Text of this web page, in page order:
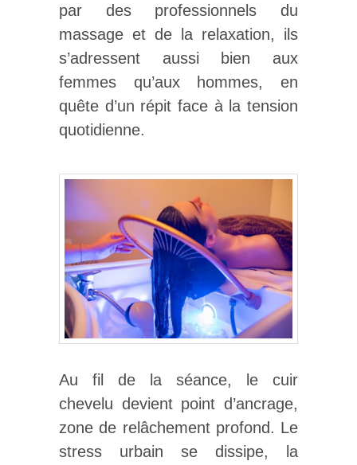
par des professionnels du
massage et de la relaxation, ils
s’adressent aussi bien aux
femmes qu’aux hommes, en
quête d’un répit face à la tension
quotidienne.
Au fil de la séance, le cuir
chevelu devient point d’ancrage,
zone de relâchement profond. Le
stress urbain se dissipe, la